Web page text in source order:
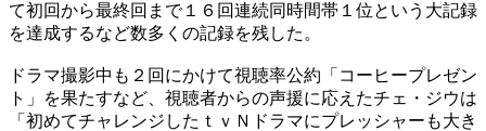
て初回から最終回まで１６回連続同時間帯１位という大記録
を達成するなど数多くの記録を残した。
ドラマ撮影中も２回にかけて視聴率公約「コーヒープレゼン
ト」を果たすなど、視聴者からの声援に応えたチェ・ジウは
「初めてチャレンジしたｔｖＮドラマにプレッシャーも大き